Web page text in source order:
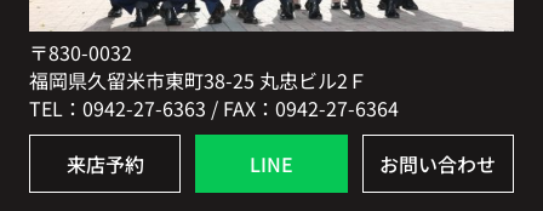
〒830-0032
福岡県久留米市東町38-25 丸忠ビル2Ｆ
TEL：0942-27-6363 / FAX：0942-27-6364
来店予約 LINE お問い合わせ